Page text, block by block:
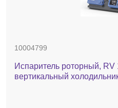
10004799
Испаритель роторный, RV
вертикальный